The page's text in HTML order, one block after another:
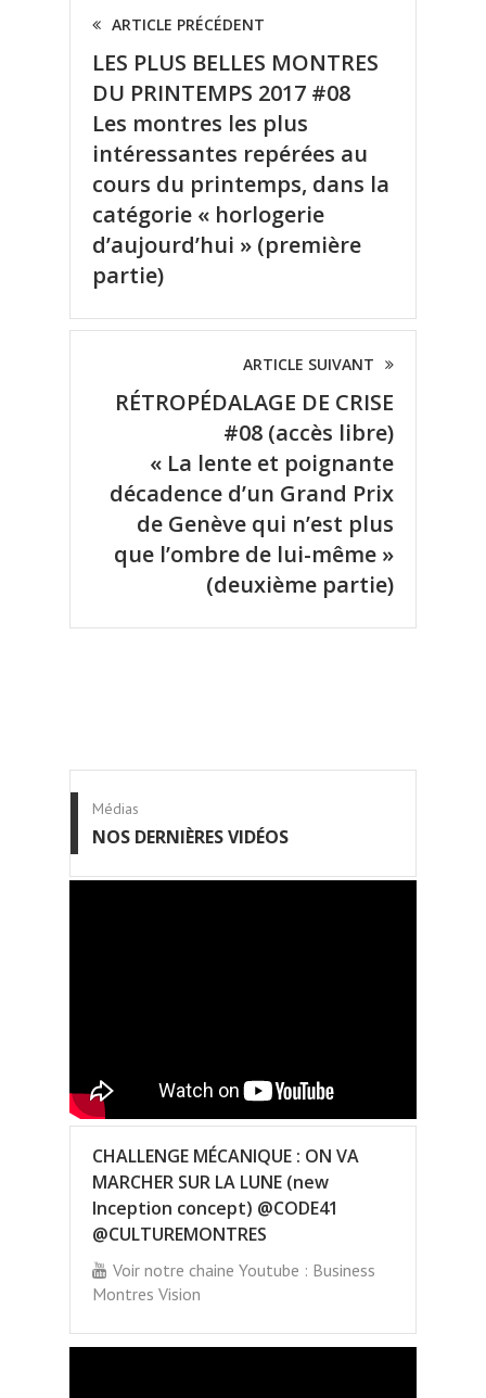
ARTICLE PRÉCÉDENT
LES PLUS BELLES MONTRES
DU PRINTEMPS 2017 #08
Les montres les plus
intéressantes repérées au
cours du printemps, dans la
catégorie « horlogerie
d’aujourd’hui » (première
partie)
ARTICLE SUIVANT
RÉTROPÉDALAGE DE CRISE
#08 (accès libre)
« La lente et poignante
décadence d’un Grand Prix
de Genève qui n’est plus
que l’ombre de lui-même »
(deuxième partie)
Médias
NOS DERNIÈRES VIDÉOS
CHALLENGE MÉCANIQUE : ON VA
MARCHER SUR LA LUNE (new
Inception concept) @CODE41
@CULTUREMONTRES
Voir notre chaine Youtube : Business
Montres Vision